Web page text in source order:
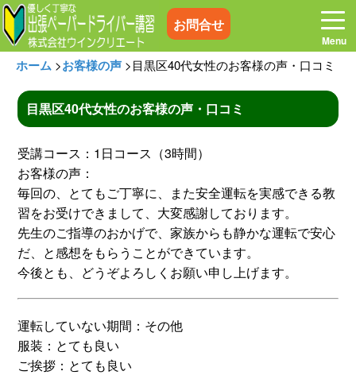
お問合せ
ホーム お電話はこちら
プログラム 講習料金
お客様の声 コラム&トピックス
出張地域
ホーム >お客様の声 >目黒区40代女性のお客様の声・口コミ
目黒区40代女性のお客様の声・口コミ
受講コース：1日コース（3時間）
お客様の声：
毎回の、とてもご丁寧に、また安全運転を実感できる教
習をお受けできまして、大変感謝しております。
先生のご指導のおかげで、家族からも静かな運転で安心
だ、と感想をもらうことができています。
今後とも、どうぞよろしくお願い申し上げます。
運転していない期間：その他
服装：とても良い
ご挨拶：とても良い